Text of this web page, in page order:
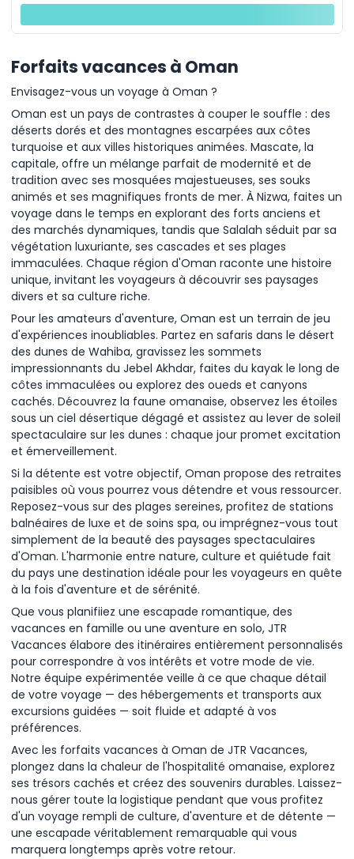
Forfaits vacances à Oman
Envisagez-vous un voyage à Oman ?
Oman est un pays de contrastes à couper le souffle : des
déserts dorés et des montagnes escarpées aux côtes
turquoise et aux villes historiques animées. Mascate, la
capitale, offre un mélange parfait de modernité et de
tradition avec ses mosquées majestueuses, ses souks
animés et ses magnifiques fronts de mer. À Nizwa, faites un
voyage dans le temps en explorant des forts anciens et
des marchés dynamiques, tandis que Salalah séduit par sa
végétation luxuriante, ses cascades et ses plages
immaculées. Chaque région d'Oman raconte une histoire
unique, invitant les voyageurs à découvrir ses paysages
divers et sa culture riche.
Pour les amateurs d'aventure, Oman est un terrain de jeu
d'expériences inoubliables. Partez en safaris dans le désert
des dunes de Wahiba, gravissez les sommets
impressionnants du Jebel Akhdar, faites du kayak le long de
côtes immaculées ou explorez des oueds et canyons
cachés. Découvrez la faune omanaise, observez les étoiles
sous un ciel désertique dégagé et assistez au lever de soleil
spectaculaire sur les dunes : chaque jour promet excitation
et émerveillement.
Si la détente est votre objectif, Oman propose des retraites
paisibles où vous pourrez vous détendre et vous ressourcer.
Reposez-vous sur des plages sereines, profitez de stations
balnéaires de luxe et de soins spa, ou imprégnez-vous tout
simplement de la beauté des paysages spectaculaires
d'Oman. L'harmonie entre nature, culture et quiétude fait
du pays une destination idéale pour les voyageurs en quête
à la fois d'aventure et de sérénité.
Que vous planifiiez une escapade romantique, des
vacances en famille ou une aventure en solo, JTR
Vacances élabore des itinéraires entièrement personnalisés
pour correspondre à vos intérêts et votre mode de vie.
Notre équipe expérimentée veille à ce que chaque détail
de votre voyage — des hébergements et transports aux
excursions guidées — soit fluide et adapté à vos
préférences.
Avec les forfaits vacances à Oman de JTR Vacances,
plongez dans la chaleur de l'hospitalité omanaise, explorez
ses trésors cachés et créez des souvenirs durables. Laissez-
nous gérer toute la logistique pendant que vous profitez
d'un voyage rempli de culture, d'aventure et de détente —
une escapade véritablement remarquable qui vous
marquera longtemps après votre retour.